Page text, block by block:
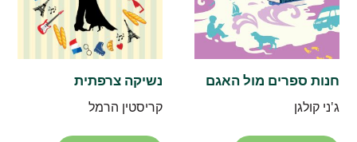
חנות ספרים מול האגם
ג'ני קולגן
נשיקה צרפתית
קריסטין הרמל